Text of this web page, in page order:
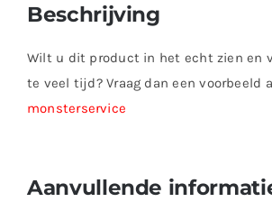
Beschrijving
Wilt u dit product in het echt zien en
te veel tijd? Vraag dan een voorbeeld
monsterservice
Aanvullende